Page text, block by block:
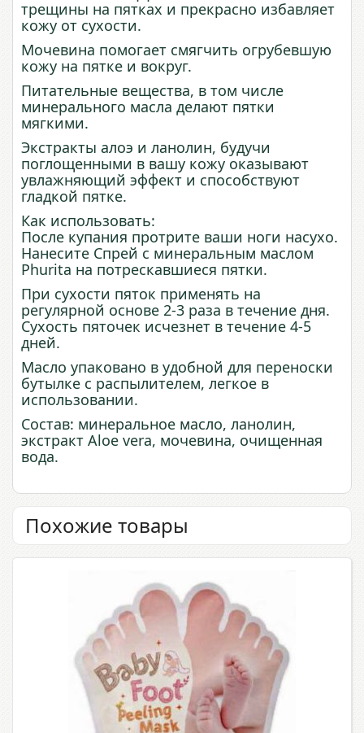
трещины на пятках и прекрасно избавляет
кожу от сухости.
Мочевина помогает смягчить огрубевшую
кожу на пятке и вокруг.
Питательные вещества, в том числе
минерального масла делают пятки
мягкими.
Экстракты алоэ и ланолин, будучи
поглощенными в вашу кожу оказывают
увлажняющий эффект и способствуют
гладкой пятке.
Как использовать:
После купания протрите ваши ноги насухо.
Нанесите Спрей с минеральным маслом
Phurita на потрескавшиеся пятки.
При сухости пяток применять на
регулярной основе 2-3 раза в течение дня.
Сухость пяточек исчезнет в течение 4-5
дней.
Масло упаковано в удобной для переноски
бутылке с распылителем, легкое в
использовании.
Состав: минеральное масло, ланолин,
экстракт Aloe vera, мочевина, очищенная
вода.
Похожие товары